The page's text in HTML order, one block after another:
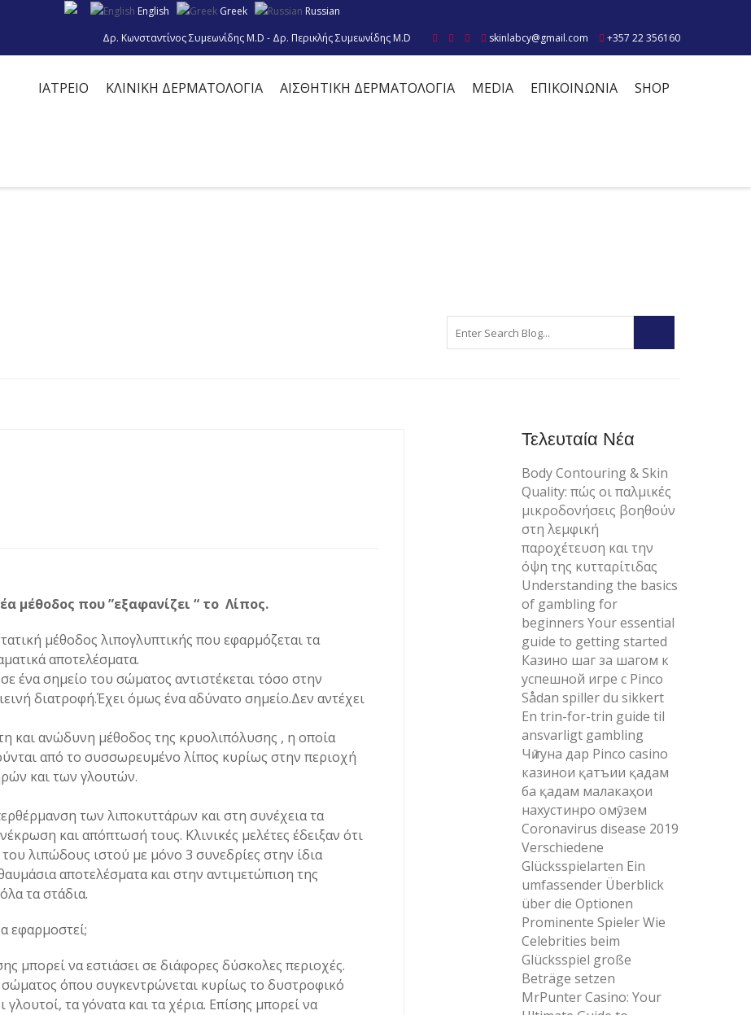
English Greek
Russian
skinlabcy@gmail.com
+357 22 356160
Δρ. Κωνσταντίνος Συμεωνίδης M.D - Δρ. Περικλής Συμεωνίδης M.D
ΙΑΤΡΕΙΟ ΚΛΙΝΙΚΗ ΔΕΡΜΑΤΟΛΟΓΙΑ ΑΙΣΘΗΤΙΚΗ ΔΕΡΜΑΤΟΛΟΓΙΑ MEDIA ΕΠΙΚΟΙΝΩΝΙΑ SHOP
μέθοδος που ”εξαφανίζει “ το Λίπος.
μέθοδος λιπογλυπτικής που εφαρμόζεται τα
αποτελέσματα.
ένα σημείο του σώματος αντιστέκεται τόσο στην
διατροφή.Έχει όμως ένα αδύνατο σημείο.Δεν αντέχει
και ανώδυνη μέθοδος της κρυολιπόλυσης , η οποία
από το συσσωρευμένο λίπος κυρίως στην περιοχή
και των γλουτών.
των λιποκυττάρων και στη συνέχεια τα
και απόπτωσή τους. Κλινικές μελέτες έδειξαν ότι
λιπώδους ιστού με μόνο 3 συνεδρίες στην ίδια
αποτελέσματα και στην αντιμετώπιση της
τα στάδια.
εφαρμοστεί;
μπορεί να εστιάσει σε διάφορες δύσκολες περιοχές.
όπου συγκεντρώνεται κυρίως το δυστροφικό
γλουτοί, τα γόνατα και τα χέρια. Επίσης μπορεί να
Τελευταία Νέα
Body Contouring & Skin
Quality: πώς οι παλμικές
μικροδονήσεις βοηθούν
στη λεμφική
παροχέτευση και την
όψη της κυτταρίτιδας
Understanding the basics
of gambling for
beginners Your essential
guide to getting started
Казино шаг за шагом к
успешной игре с Pinco
Sådan spiller du sikkert
En trin-for-trin guide til
ansvarligt gambling
Чӣ гуна дар Pinco casino
казинои қатъии қадам
ба қадам малакаҳои
нахустинро омӯзем
Coronavirus disease 2019
Verschiedene
Glücksspielarten Ein
umfassender Überblick
über die Optionen
Prominente Spieler Wie
Celebrities beim
Glücksspiel große
Beträge setzen
MrPunter Casino: Your